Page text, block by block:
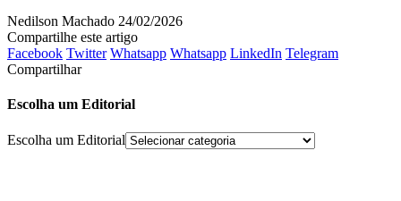
Nedilson Machado 24/02/2026
Compartilhe este artigo
Facebook Twitter Whatsapp Whatsapp LinkedIn Telegram
Compartilhar
Escolha um Editorial
Escolha um Editorial